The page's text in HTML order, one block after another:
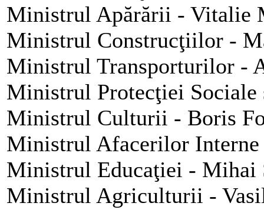
Ministrul Apărării - Vitalie
Ministrul Construcţiilor -
Ministrul Transporturilor -
Ministrul Protecţiei
Ministrul Culturii - Boris
Ministrul Afacerilor
Ministrul Educaţiei - Mihai
Ministrul Agriculturii -